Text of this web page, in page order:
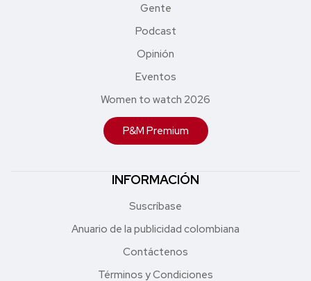
Gente
Podcast
Opinión
Eventos
Women to watch 2026
P&M Premium
INFORMACIÓN
Suscríbase
Anuario de la publicidad colombiana
Contáctenos
Términos y Condiciones